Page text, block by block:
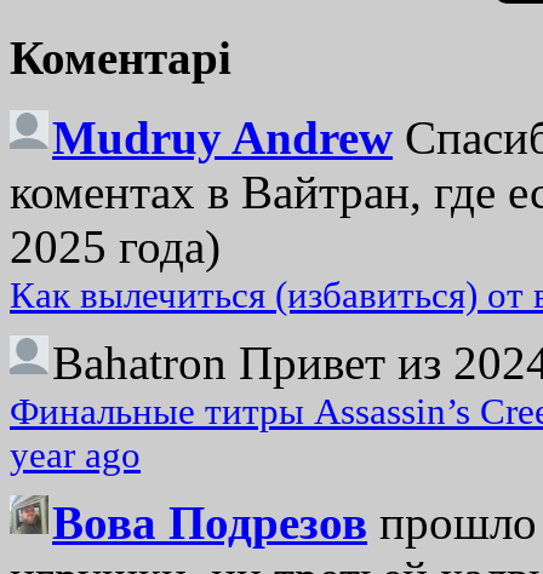
Коментарі
Mudruy Andrew
коментах в Вайтран, где
2025 года)
Как вылечиться (избавиться)
Bahatron Привет из
Финальные титры Assassin’s
year ago
Вова Подрезов прошло